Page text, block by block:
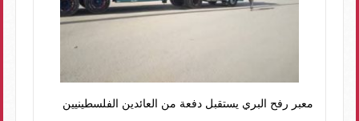
معبر رفح البري يستقبل دفعة من العائدين الفلسطينيين